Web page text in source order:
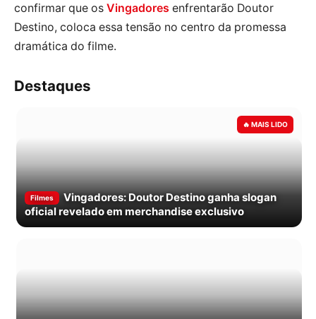
confirmar que os Vingadores enfrentarão Doutor
Destino, coloca essa tensão no centro da promessa
dramática do filme.
Destaques
Filmes
Vingadores: Doutor Destino ganha slogan
oficial revelado em merchandise exclusivo